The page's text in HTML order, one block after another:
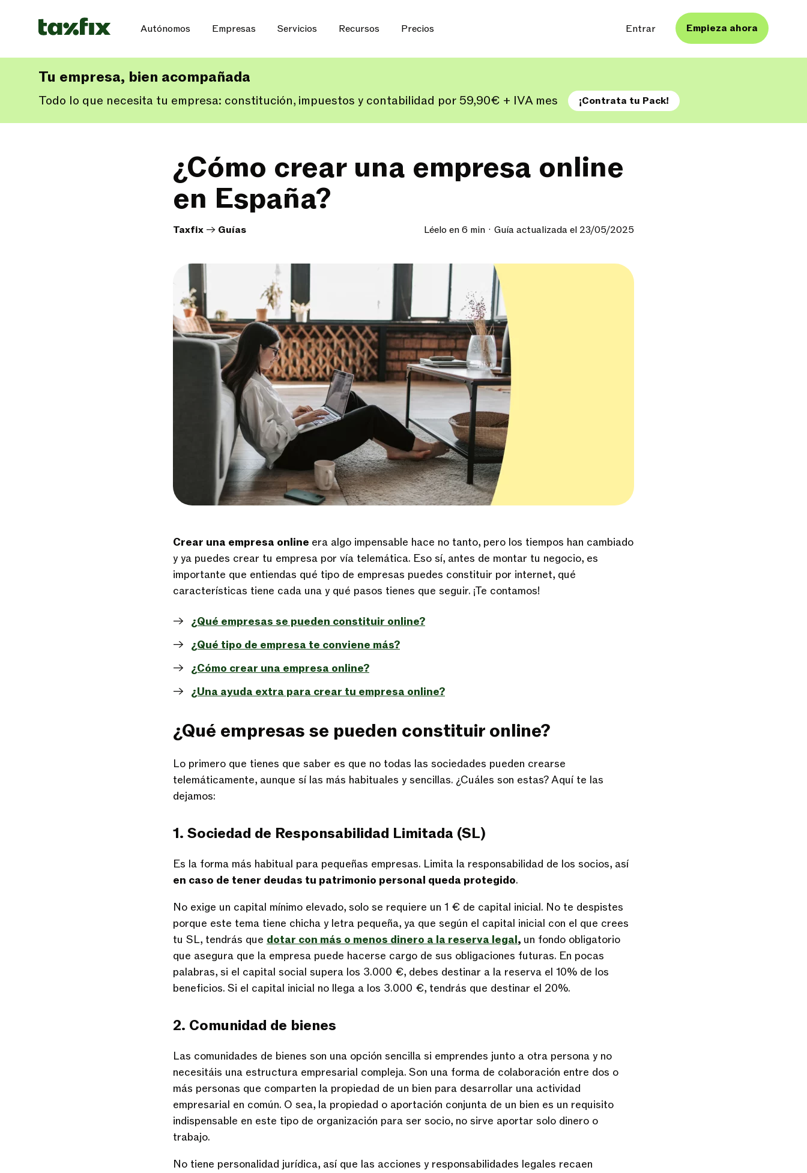
Autónomos Empresas Servicios Recursos Precios Entrar Empieza ahora
Tu empresa, bien acompañada
Todo lo que necesita tu empresa: constitución, impuestos y contabilidad por 59,90€ + IVA mes ¡Contrata tu Pack!
¿Cómo crear una empresa online
en España?
Taxfix -> Guías Léelo en 6 min Guía actualizada el 23/05/2025
Crear una empresa online era algo impensable hace no tanto, pero los tiempos han cambiado
y ya puedes crear tu empresa por vía telemática. Eso sí, antes de montar tu negocio, es
importante que entiendas qué tipo de empresas puedes constituir por internet, qué
características tiene cada una y qué pasos tienes que seguir. ¡Te contamos!
¿Qué empresas se pueden constituir online?
¿Qué tipo de empresa te conviene más?
¿Cómo crear una empresa online?
¿Una ayuda extra para crear tu empresa online?
¿Qué empresas se pueden constituir online?
Lo primero que tienes que saber es que no todas las sociedades pueden crearse
telemáticamente, aunque sí las más habituales y sencillas. ¿Cuáles son estas? Aquí te las
dejamos:
1. Sociedad de Responsabilidad Limitada (SL)
Es la forma más habitual para pequeñas empresas. Limita la responsabilidad de los socios, así
en caso de tener deudas tu patrimonio personal queda protegido.
No exige un capital mínimo elevado, solo se requiere un 1 € de capital inicial. No te despistes
porque este tema tiene chicha y letra pequeña, ya que según el capital inicial con el que crees
tu SL, tendrás que dotar con más o menos dinero a la reserva legal, un fondo obligatorio
que asegura que la empresa puede hacerse cargo de sus obligaciones futuras. En pocas
palabras, si el capital social supera los 3.000 €, debes destinar a la reserva el 10% de los
beneficios. Si el capital inicial no llega a los 3.000 €, tendrás que destinar el 20%.
2. Comunidad de bienes
Las comunidades de bienes son una opción sencilla si emprendes junto a otra persona y no
necesitáis una estructura empresarial compleja. Son una forma de colaboración entre dos o
más personas que comparten la propiedad de un bien para desarrollar una actividad
empresarial en común. O sea, la propiedad o aportación conjunta de un bien es un requisito
indispensable en este tipo de organización para ser socio, no sirve aportar solo dinero o
trabajo.
No tiene personalidad jurídica, así que las acciones y responsabilidades legales recaen